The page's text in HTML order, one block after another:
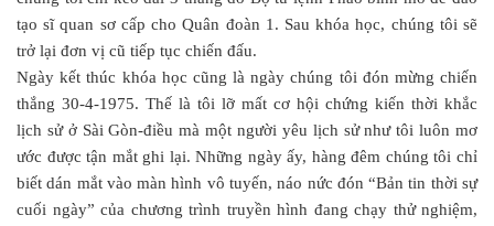
tạo sĩ quan sơ cấp cho Quân đoàn 1. Sau khóa học, chúng tôi sẽ
trở lại đơn vị cũ tiếp tục chiến đấu.
Ngày kết thúc khóa học cũng là ngày chúng tôi đón mừng chiến
thắng 30-4-1975. Thế là tôi lỡ mất cơ hội chứng kiến thời khắc
lịch sử ở Sài Gòn-điều mà một người yêu lịch sử như tôi luôn mơ
ước được tận mắt ghi lại. Những ngày ấy, hàng đêm chúng tôi chỉ
biết dán mắt vào màn hình vô tuyến, náo nức đón “Bản tin thời sự
cuối ngày” của chương trình truyền hình đang chạy thử nghiệm,